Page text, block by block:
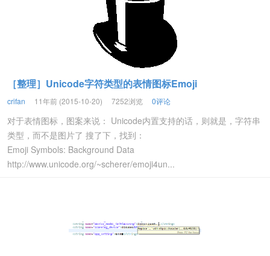
［整理］Unicode字符类型的表情图标Emoji
crifan 11年前 (2015-10-20) 7252浏览 0评论
对于表情图标，图案来说： Unicode内置支持的话，则就是，字符串
类型，而不是图片了 搜了下，找到：
Emoji Symbols: Background Data
http://www.unicode.org/~scherer/emoji4un...